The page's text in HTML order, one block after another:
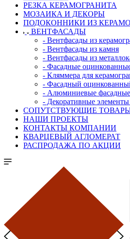
РЕЗКА КЕРАМОГРАНИТА
МОЗАИКА И ДЕКОРЫ
ПОДОКОННИКИ ИЗ
ВЕНТФАСАДЫ
- Вентфасады из
- Вентфасады из камня
- Вентфасады из
- Фасадные
- Кляммера для
- Фасадный
- Алюминиевые
- Декоративные
СОПУТСТВУЮЩИЕ
НАШИ ПРОЕКТЫ
КОНТАКТЫ КОМПАНИИ
КВАРЦЕВЫЙ АГЛОМЕРАТ
РАСПРОДАЖА ПО АКЦИИ